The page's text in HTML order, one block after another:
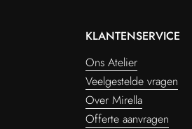
KLANTENSERVICE
Ons Atelier
Veelgestelde vragen
Over Mirella
Offerte aanvragen